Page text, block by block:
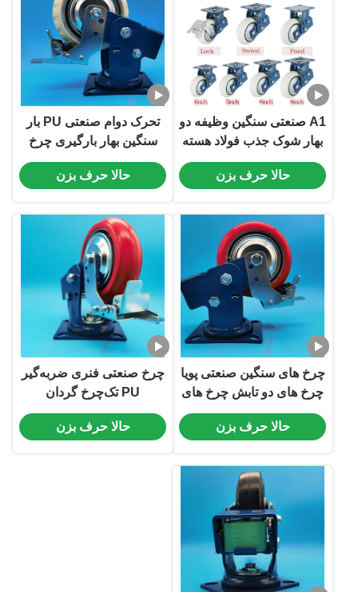
A1 صنعتی سنگین وظیفه دو
بهار شوک جذب فولاد هسته
پلیوریتان سخت Caster
4''Glossy حمل سنگین
حالا حرف بزن
تحرک دوام صنعتی PU بار
سنگین بهار بارگیری چرخ
های ریستور تک 4 "درهای
چرخدار سخت
حالا حرف بزن
چرخ های سنگین صنعتی پویا
چرخ های دو تابش چرخ های
حمل بار آهن هسته واحد
چرخ های 4 اینچی ابزار حمل
حالا حرف بزن
چرخ صنعتی فنری ضربه‌گیر
PU تک‌چرخ گردان
قفل‌شونده 8 اینچی تجهیزات
حمل و نقل خودکار
حالا حرف بزن